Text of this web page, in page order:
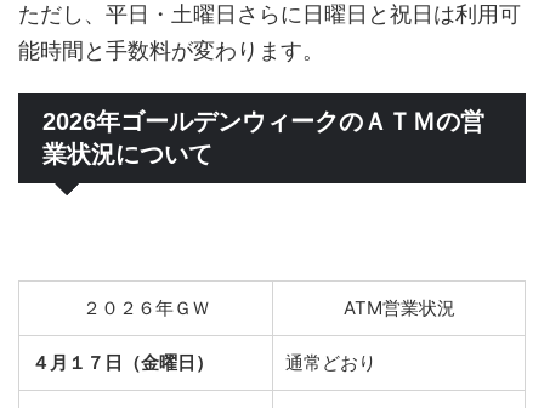
ただし、平日・土曜日さらに日曜日と祝日は利用可
能時間と手数料が変わります。
2026年ゴールデンウィークのＡＴＭの営
業状況について
２０２６年ＧＷ ATM営業状況
４月１７日（金曜日） 通常どおり